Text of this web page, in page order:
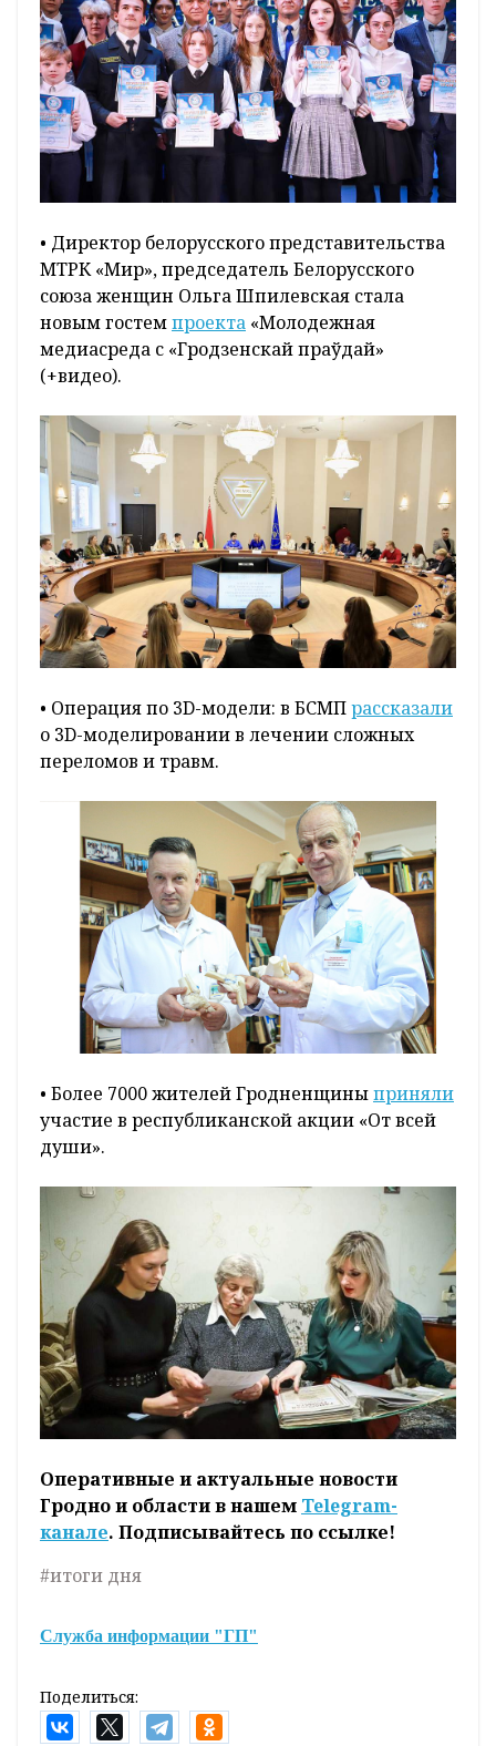
• Директор белорусского представительства
МТРК «Мир», председатель Белорусского
союза женщин Ольга Шпилевская стала
новым гостемпроекта «Молодежная
медиасреда с «Гродзенскай праўдай»
(+видео).
• Операция по 3D-модели: в БСМПрассказали
о 3D-моделировании в лечении сложных
переломов и травм.
• Более 7000 жителей Гродненщиныприняли
участие в республиканской акции «От всей
души».
Оперативные и актуальные новости
Гродно и области в нашем Telegram-
канале. Подписывайтесь по ссылке!
#итоги дня
Служба информации "ГП"
Поделиться: